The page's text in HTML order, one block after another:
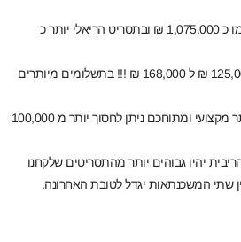
בתסריט האופטימי אוטופי ישלמו כ 1,075.000 ₪ ובתסריט הריאלי יותר כ
בשורה התחתונה חיסכון של 125,000 ₪ ל 168,000 ₪ !!! בתשלומים מיותרים
אגב, בתכנון משכנתא הרבה יותר מקצועי ומתוחכם ניתן לחסוך יותר מ 100,000
יהיו גבוהים יותר מהתסריטים שלקחנו
שתי המשכנתאות יגדל לטובת האחרונה.